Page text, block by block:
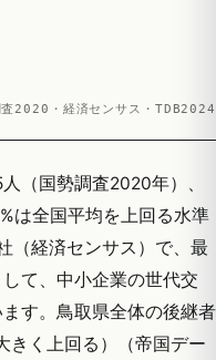
査2020・経済センサス・TDB2024
（国勢調査2020年）、
は全国平均を上回る水準
（経済センサス）で、最
て、中小企業の世代交
す。鳥取県全体の後継者
きく上回る）（帝国デー